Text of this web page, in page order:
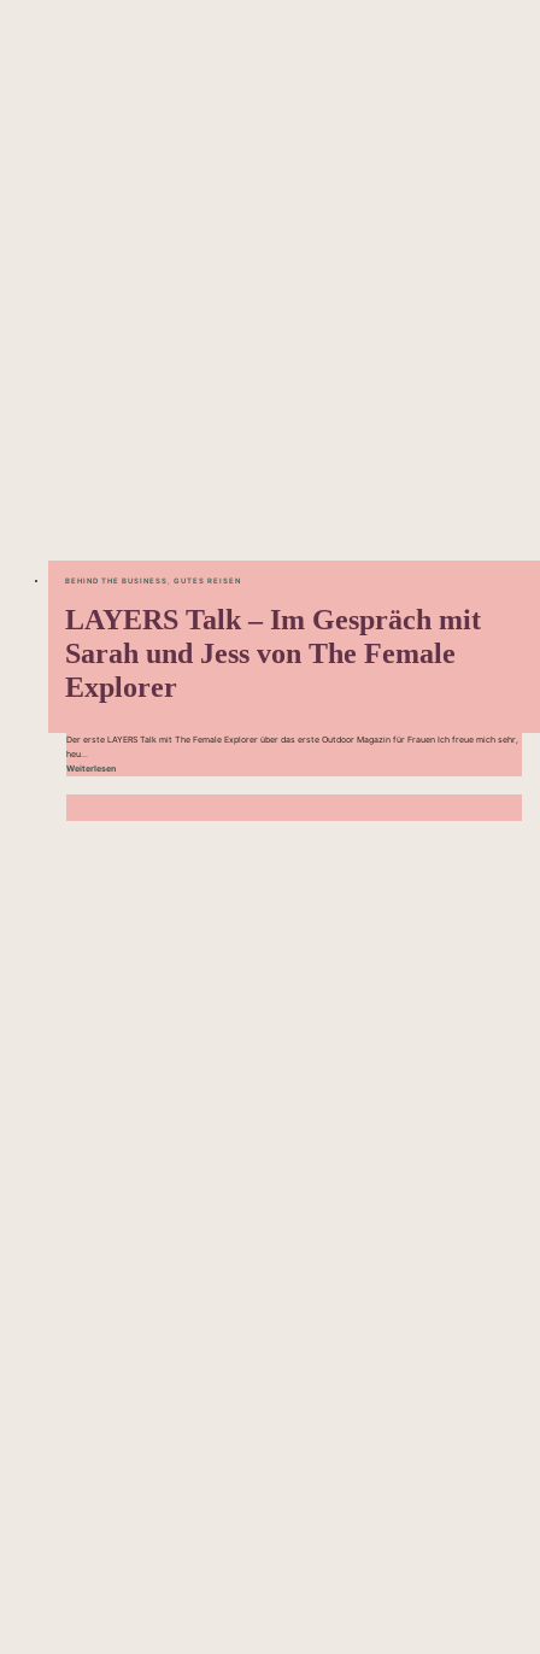
BEHIND THE BUSINESS GUTES REISEN
LAYERS Talk – Im Gespräch mit
Sarah und Jess von The Female
Explorer
Der erste LAYERS Talk mit The Female Explorer über das erste Outdoor Magazin für Frauen Ich freue mich sehr,
heu...
Weiterlesen